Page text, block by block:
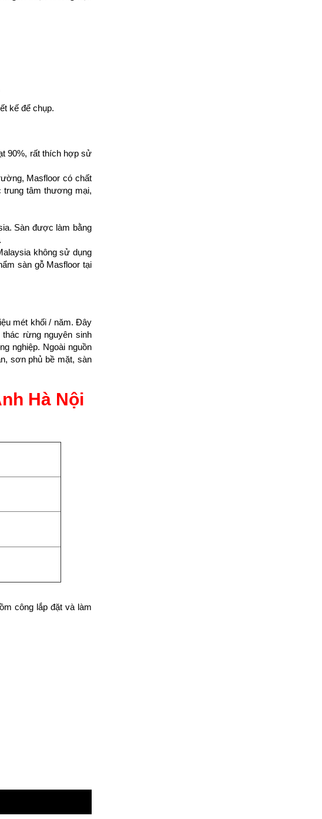
kế để chụp.
90%, rất thích hợp sử
Masfloor có chất
trung tâm thương mại,
Sàn được làm bằng
không sử dụng
sàn gỗ Masfloor tại
mét khối / năm. Đây
rừng nguyên sinh
nghiệp. Ngoài nguồn
sơn phủ bề mặt, sàn
Hà Nội
công lắp đặt và làm